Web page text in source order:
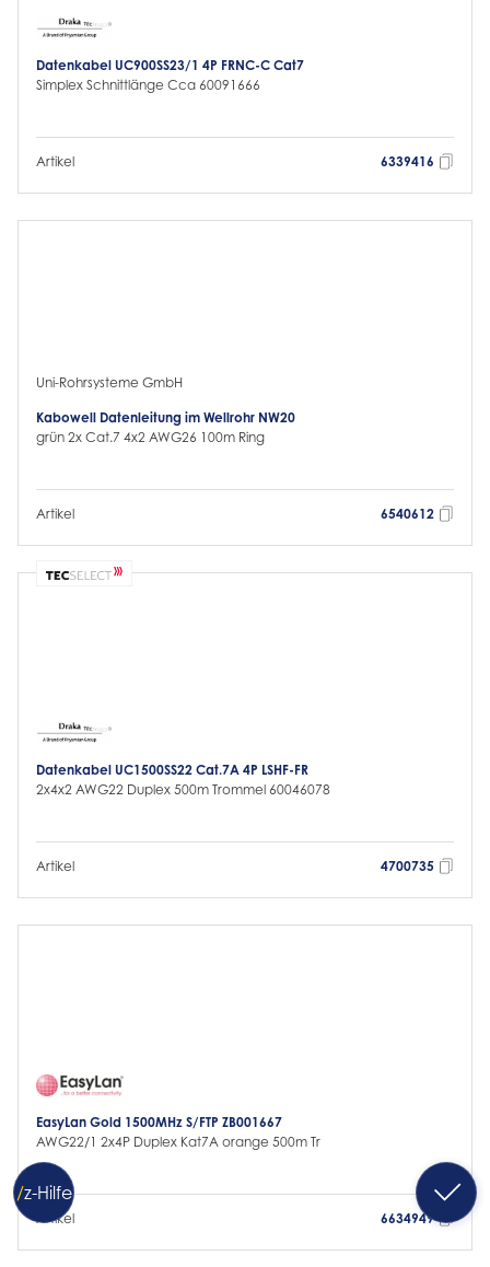
Datenkabel UC900SS23/1 4P FRNC-C Cat7
Simplex Schnittlänge Cca 60091666
Artikel 6339416
Uni-Rohrsysteme GmbH
Kabowell Datenleitung im Wellrohr NW20
grün 2x Cat.7 4x2 AWG26 100m Ring
Artikel 6540612
Datenkabel UC1500SS22 Cat.7A 4P LSHF-FR
2x4x2 AWG22 Duplex 500m Trommel 60046078
Artikel 4700735
EasyLan Gold 1500MHz S/FTP ZB001667
AWG22/1 2x4P Duplex Kat7A orange 500m Tr
Artikel 6634949
/z-Hilfe